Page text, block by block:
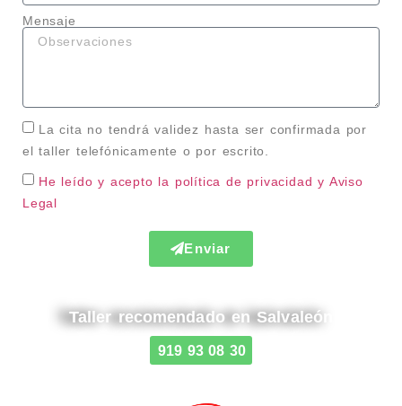
Mensaje
La cita no tendrá validez hasta ser confirmada por
el taller telefónicamente o por escrito.
He leído y acepto la política de privacidad y Aviso
Legal
Enviar
Taller recomendado en Salvaleón
919 93 08 30